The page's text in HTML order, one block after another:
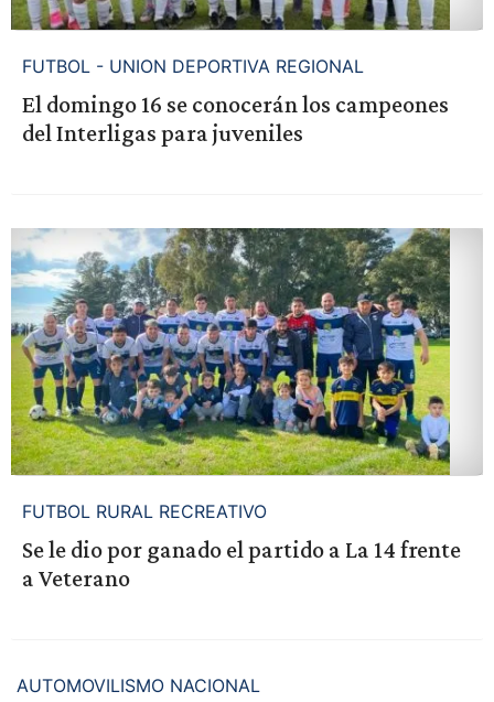
FUTBOL - UNION DEPORTIVA REGIONAL
El domingo 16 se conocerán los campeones
del Interligas para juveniles
FUTBOL RURAL RECREATIVO
Se le dio por ganado el partido a La 14 frente
a Veterano
AUTOMOVILISMO NACIONAL